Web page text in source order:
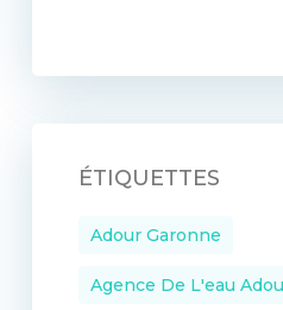
ÉTIQUETTES
Adour Garonne
Agence De L'eau